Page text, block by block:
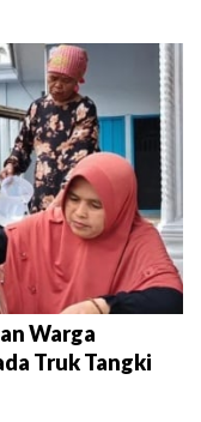
Warga
Truk Tangki